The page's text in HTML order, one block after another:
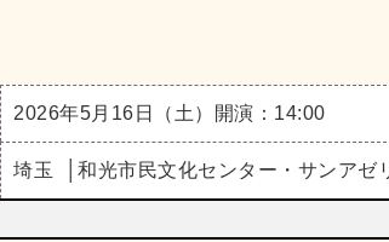
2026年5月16日（土） 開演：14:00
埼玉 和光市民文化センター・サンアゼ